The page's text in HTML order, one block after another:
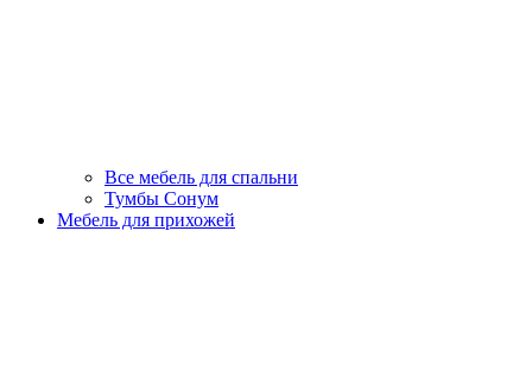
Все мебель для спальни
Тумбы Сонум
Мебель для прихожей